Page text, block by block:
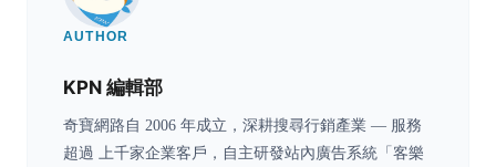
AUTHOR
KPN 編輯部
奇寶網路自 2006 年成立，深耕搜尋行銷產業 — 服務
超過 上千家企業客戶，自主研發站內廣告系統「客樂